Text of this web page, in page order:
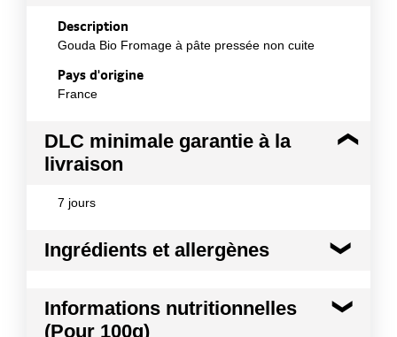
Description
Gouda Bio Fromage à pâte pressée non cuite
Pays d'origine
France
DLC minimale garantie à la
livraison
7 jours
Ingrédients et allergènes
LAIT biologique pasteurisé de vache (origine
France), sel, enzyme coagulante, ferments lactiques
Informations nutritionnelles
(Pour 100g)